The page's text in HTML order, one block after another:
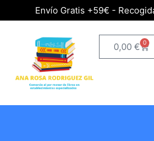
Envío Gratis +59€ -
0,00 € 0